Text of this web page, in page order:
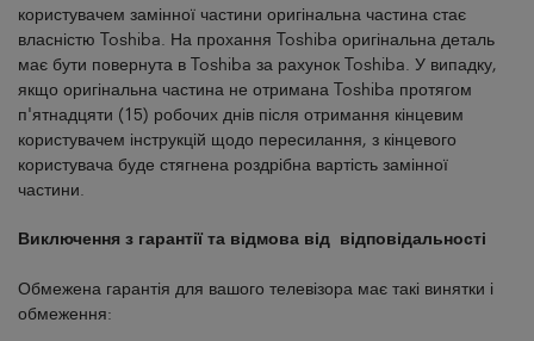
користувачем замінної частини оригінальна частина стає
власністю Toshiba. На прохання Toshiba оригінальна деталь
має бути повернута в Toshiba за рахунок Toshiba. У випадку,
якщо оригінальна частина не отримана Toshiba протягом
п'ятнадцяти (15) робочих днів після отримання кінцевим
користувачем інструкцій щодо пересилання, з кінцевого
користувача буде стягнена роздрібна вартість замінної
частини.
Виключення з гарантії та відмова від відповідальності
Обмежена гарантія для вашого телевізора має такі винятки і
обмеження: